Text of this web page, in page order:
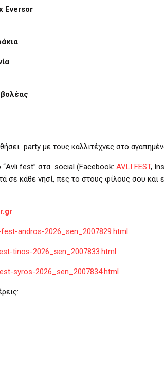
Eversor
party με τους καλλιτέχνες στο
“Avli fest” στα social (Facebook: AVLI FEST,
κάθε νησί, πες το στους φίλους σου και
andros-2026_sen_2007829.html
tinos-2026_sen_2007833.html
syros-2026_sen_2007834.html